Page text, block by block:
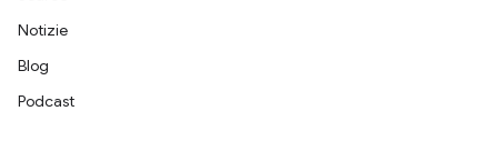
Notizie
Blog
Podcast